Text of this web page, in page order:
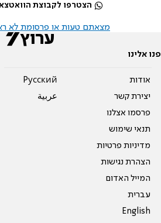
הצטרפו לקבוצת
מצאתם טעות או פרסומת לא
פנו אלינו
אודות
יצירת קשר
פרסמו אצלנו
תנאי שימוש
מדיניות פרטיות
הצהרת נגישות
המייל האדום
עברית
English
Pусский
عربية